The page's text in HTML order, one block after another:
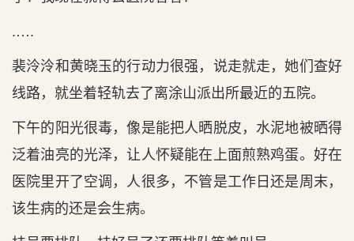
.….
裴泠泠和黄晓玉的行动力很强，说走就走，她们查好
线路，就坐着轻轨去了离涂山派出所最近的五院。
下午的阳光很毒，像是能把人晒脱皮，水泥地被晒得
泛着油亮的光泽，让人怀疑能在上面煎熟鸡蛋。好在
医院里开了空调，人很多，不管是工作日还是周末，
该生病的还是会生病。